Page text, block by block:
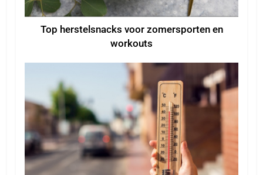
Top herstelsnacks voor zomersporten en
workouts